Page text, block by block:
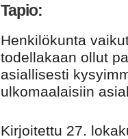
Tapio:
Henkilökunta
todellakaan ollut
asiallisesti
ulkomaalaisiin
Kirjoitettu 27.